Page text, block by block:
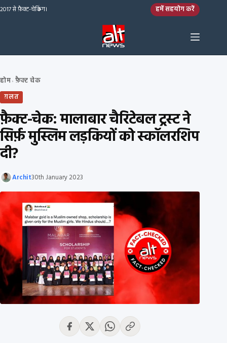
Skip to content
2017 से फ़ैक्ट-चेकिंग। हमें सहयोग करें
होम› फ़ैक्ट चेक
ग़लत
फ़ैक्ट-चेक: मालाबार चैरिटेबल ट्रस्ट ने
सिर्फ़ मुस्लिम लड़कियों को स्कॉलरशिप
दी?
Archit30th January 2023